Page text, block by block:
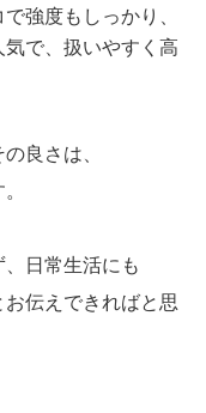
強度もしっかり、
で、扱いやすく高
良さは、
日常生活にも
伝えできればと思